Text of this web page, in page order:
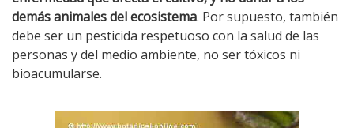
demás animales del ecosistema. Por supuesto, también
debe ser un pesticida respetuoso con la salud de las
personas y del medio ambiente, no ser tóxicos ni
bioacumularse.